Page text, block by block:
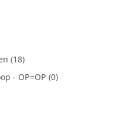
(18)
- OP=OP (0)